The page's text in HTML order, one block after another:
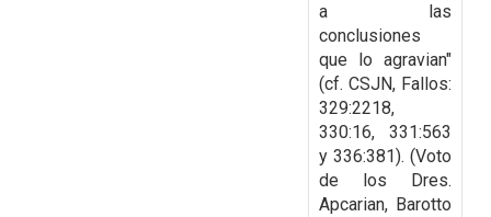
a las
conclusiones
que lo agravian"
(cf. CSJN, Fallos:
329:2218,
330:16, 331:563
y 336:381). (Voto
de los Dres.
Apcarian, Barotto